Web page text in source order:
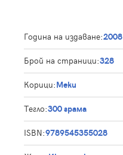
Година на издаване:2008
Брой на страници:328
Корици:Меки
Тегло:300 грама
ISBN:9789545355028